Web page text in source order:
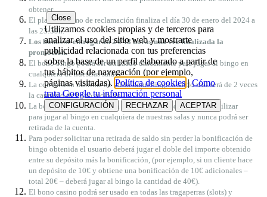
obtener.
El plazo máximo de reclamación finaliza el día 30 de enero del 2024 a
las 23:59h.
Los bonos se entregarán 24/48 horas una vez finalizada la
promoción.
El bono bingo podrá ser utilizado únicamente para jugar al bingo en
cualquiera de nuestras salas.
La conversión máxima de saldo bono bingo a saldo real será de 2 veces
la cantidad de bono recibido.
La bonificación obtenida en bono de bingo solo se podrá utilizar ​​
para jugar al bingo en cualquiera de nuestras salas y nunca podrá ser
retirada de la cuenta.
Para poder solicitar una retirada de saldo sin perder la bonificación de
bingo obtenida el usuario deberá jugar el doble del importe obtenido
entre su depósito más la bonificación, (por ejemplo, si un cliente hace
un depósito de 10€ y obtiene una bonificación de 10€ adicionales –
total 20€ – deberá jugar al bingo la cantidad de 40€).
El bono casino podrá ser usado en todas las tragaperras (slots) y
Close
Utilizamos cookies propias y de terceros para
analizar el uso del sitio web y mostrarte
publicidad relacionada con tus preferencias
sobre la base de un perfil elaborado a partir de
tus hábitos de navegación (por ejemplo,
páginas visitadas). Política de cookies|Cómo
trata Google tu información personal
CONFIGURACIÓN RECHAZAR ACEPTAR